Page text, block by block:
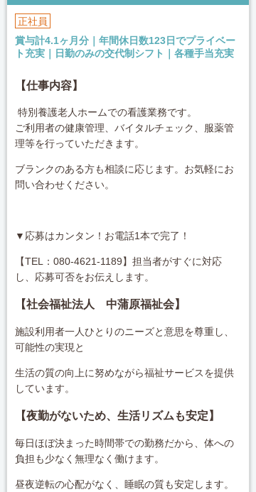
正社員
賞与計4.1ヶ月分｜年間休日数123日でプライベー
ト充実｜日勤のみの交代制シフト｜各種手当充実
【仕事内容】
特別養護老人ホームでの看護業務です。
ご利用者の健康管理、バイタルチェック、服薬管
理等を行っていただきます。
ブランクのある方も相談に応じます。お気軽にお
問い合わせください。
▼応募はカンタン！お電話1本で完了！
【TEL：080-4621-1189】担当者がすぐに対応
し、応募可否をお伝えします。
【社会福祉法人 中蒲原福祉会】
施設利用者一人ひとりのニーズと意思を尊重し、
可能性の実現と
生活の質の向上に努めながら福祉サービスを提供
しています。
【夜勤がないため、生活リズムも安定】
毎日ほぼ決まった時間帯での勤務だから、体への
負担も少なく無理なく働けます。
昼夜逆転の心配がなく、睡眠の質も安定します。